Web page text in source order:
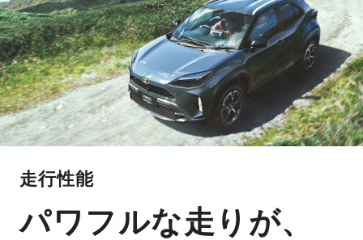
走行性能
パワフルな走りが、